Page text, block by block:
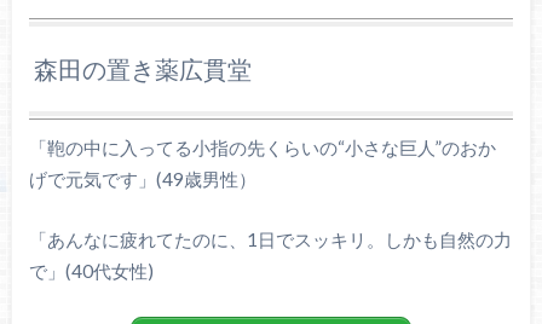
森田の置き薬広貫堂
「鞄の中に入ってる小指の先くらいの“小さな巨人”のおか
げで元気です」(49歳男性）
「あんなに疲れてたのに、1日でスッキリ。しかも自然の力
で」(40代女性)